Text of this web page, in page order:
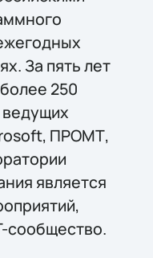
За пять лет
250
ПРОМТ,
является
сообщество.